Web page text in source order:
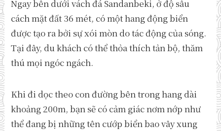
Ngay bên dưới vách đá Sandanbeki, ở độ sâu
cách mặt đất 36 mét, có một hang động biển
được tạo ra bởi sự xói mòn do tác động của sóng.
Tại đây, du khách có thể thỏa thích tản bộ, thăm
thú mọi ngóc ngách.
Khi đi dọc theo con đường bên trong hang dài
khoảng 200m, bạn sẽ có cảm giác nơm nớp như
thể đang bị những tên cướp biển bao vây xung